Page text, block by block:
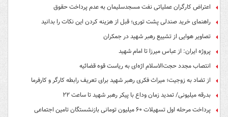
اعتراض کارگران عملیاتی نفت مسجدسلیمان به عدم پرداخت حقوق
راهنمای خرید صندلی پشت توری؛ قبل از هزینه کردن این نکات را بدانید
تصاویر هوایی از تشییع رهبر شهید در جمکران
پروژه ایران: از عباس میرزا تا امام شهید
انتصاب مجدد حجت‌الاسلام اژه‌ای به ریاست قوه‌ قضائیه
از تضاد به زوجیت؛ میراث فکری رهبر شهید برای تعریف رابطه کارگر و کارفرما
بدرقه میلیونی/ تمدید زمان وداع با پیکر رهبر شهید تا ساعت ۲۲
پرداخت مرحله اول تسهیلات ۶۰ میلیون تومانی بازنشستگان تامین اجتماعی